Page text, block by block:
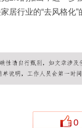
居行业的“去风格化”
0